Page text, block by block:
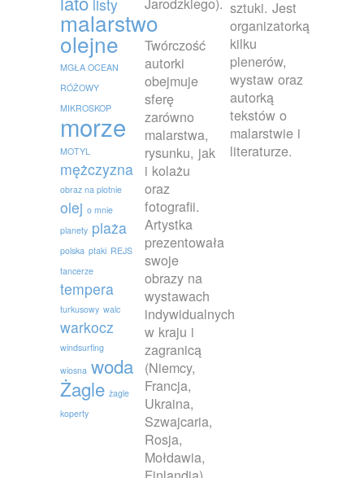
listy
malarstwo
olejne
MGŁA OCEAN
RÓŻOWY
MIKROSKOP
morze
MOTYL
mężczyzna
obraz na plotnie
olej o mnie
planety plaża
polska ptaki REJS
tancerze
tempera
turkusowy walc
warkocz
windsurfing
wiosna woda
Żagle żagle
koperty
Twórczość
autorki
obejmuje
sferę
zarówno
malarstwa,
rysunku, jak
i kolażu
oraz
fotografii.
Artystka
prezentowała
swoje
obrazy na
wystawach
indywidualnych
w kraju i
zagranicą
(Niemcy,
Francja,
Ukraina,
Szwajcaria,
Rosja,
Mołdawia,
sztuki. Jest
organizatorką
kilku
plenerów,
wystaw oraz
autorką
tekstów o
malarstwie i
literaturze.